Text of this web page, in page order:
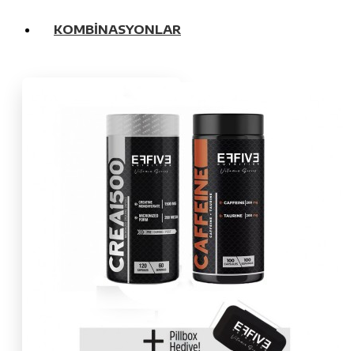
KOMBINASYONLAR